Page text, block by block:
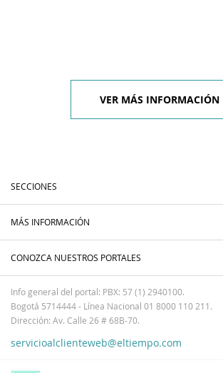
VER MÁS INFORMACIÓN
SECCIONES
MÁS INFORMACIÓN
CONOZCA NUESTROS PORTALES
Info general del portal: PBX: 57 (1) 2940100.
Bogotá 5714444 - Línea Nacional 01 8000 110 211.
Dirección: Av. Calle 26 # 68B-70.
servicioalclienteweb@eltiempo.com